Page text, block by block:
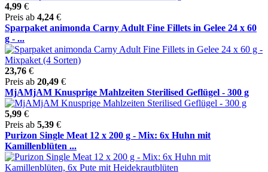
4,99 €
Preis ab 4,24 €
Sparpaket animonda Carny Adult Fine Fillets in Gelee 24 x 60
g - ...
23,76 €
Preis ab 20,49 €
MjAMjAM Knusprige Mahlzeiten Sterilised Geflügel - 300 g
5,99 €
Preis ab 5,39 €
Purizon Single Meat 12 x 200 g - Mix: 6x Huhn mit
Kamillenblüten ...